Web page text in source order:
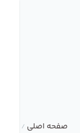
صفحه اصلی /